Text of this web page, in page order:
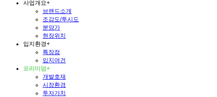
사업개요+
브랜드소개
조감도/투시도
분양가
현장위치
입지환경+
특장점
입지여건
프리미엄+
개발호재
시장환경
투자가치